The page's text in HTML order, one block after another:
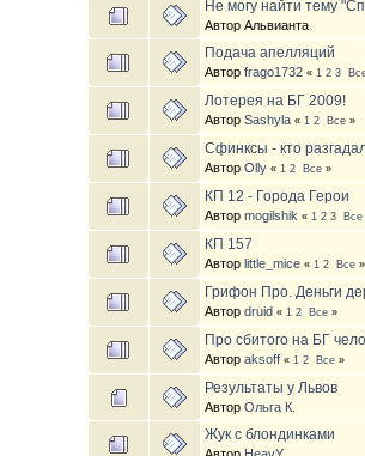
Не могу найти тему
Автор Альвианта
Подача апелляций
Авторfrago1732 «1 2 3
Лотерея на БГ 2009!
АвторSashyla «1 2 Все »
Сфинксы - кто
АвторOlly «1 2 Все »
КП 12 - Города Герои
Авторmogilshik «1 2 3 Все
КП 157
Авторlittle_mice «1 2 Все »
Грифон Про. Деньги
Авторdruid «1 2 Все »
Про сбитого на БГ
Авторaksoff «1 2 Все »
Результаты у Львов
АвторОльга К.
Жук с блондинками